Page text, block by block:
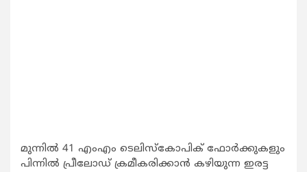
മുന്നില്‍ 41 എംഎം ടെലിസ്‌കോപിക് ഫോര്‍ക്കുകളും
പിന്നില്‍ പ്രീലോഡ് ക്രമീകരിക്കാന്‍ കഴിയുന്ന ഇരട്ട